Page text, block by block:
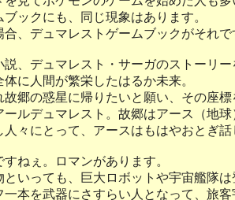
ブックにも、同じ現象はあります。
合、デュマレストゲームブックがそれで
説、デュマレスト・サーガのストーリ
体に人間が繁栄したはるか未来。
故郷の惑星に帰りたいと願い、その座
ールデュマレスト。故郷はアース（地球
人々にとって、アースはもはやおとぎ
すねぇ。ロマンがあります。
といっても、巨大ロボットや宇宙艦隊
一本を武器にさすらい人となって、旅